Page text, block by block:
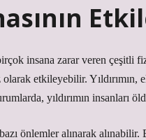
insana zarar veren
olarak etkileyebilir.
yıldırımın insanları
önlemler alınarak